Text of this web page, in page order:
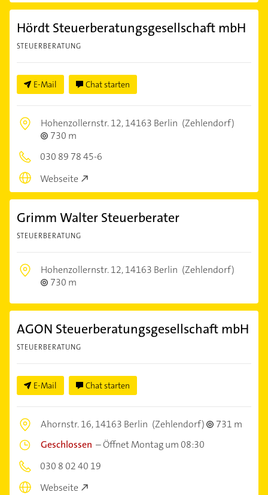
Hördt Steuerberatungsgesellschaft mbH
STEUERBERATUNG
E-Mail Chat starten
Hohenzollernstr. 12,14163 Berlin (Zehlendorf)
730 m
030 89 78 45-6
Webseite
Grimm Walter Steuerberater
STEUERBERATUNG
Hohenzollernstr. 12,14163 Berlin (Zehlendorf)
730 m
AGON Steuerberatungsgesellschaft mbH
STEUERBERATUNG
E-Mail Chat starten
Ahornstr. 16,14163 Berlin (Zehlendorf)
731 m
Geschlossen –Öffnet Montag um 08:30
030 8 02 40 19
Webseite